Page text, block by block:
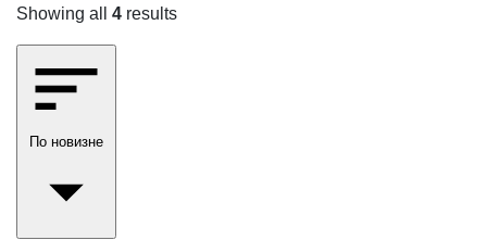
Showing all 4 results
По новизне